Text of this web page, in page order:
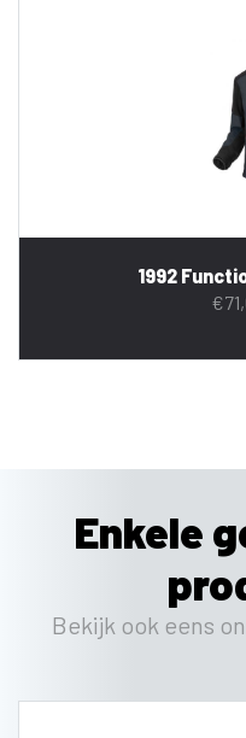
1992
€
Enkele
Bekijk ook eens